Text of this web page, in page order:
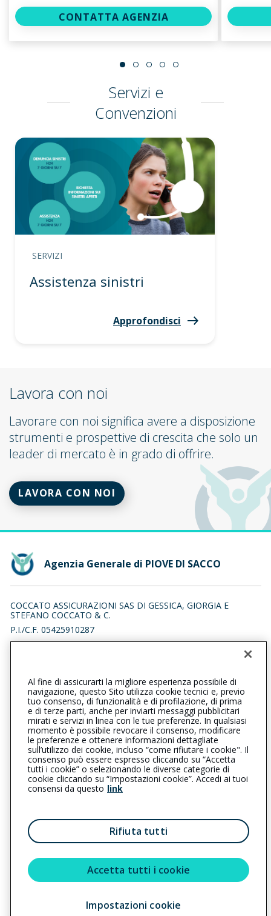
CONTATTA AGENZIA
Servizi e
Convenzioni
SERVIZI
Assistenza sinistri
Approfondisci
Lavora con noi
Lavorare con noi significa avere a disposizione
strumenti e prospettive di crescita che solo un
leader di mercato è in grado di offrire.
LAVORA CON NOI
Agenzia Generale di PIOVE DI SACCO
COCCATO ASSICURAZIONI SAS DI GESSICA, GIORGIA E
STEFANO COCCATO & C.
P.I./C.F. 05425910287
PZA INCORONATA 16/6, 35028 PIOVE DI SACCO (PD)
0495840433 0495840419
piovedisacco@cattolica.it
coccatoassicurazionisas@pec.it
L’intermediario è soggetto al controllo dell’IVASS. Consulta il
Registro RUI al seguentelink
Privacy | Cookie |
Il Gruppo Generali
Reclami
| Note legali |
Accessibilità
Copyright © 2023 - Cattolica Assicurazioni è un marchio commerciale di
Generali Italia S.p.A. - Partita IVA del Gruppo Assicurazioni Generali S.p.A.
Al fine di assicurarti la migliore esperienza possibile di
navigazione, questo Sito utilizza cookie tecnici e, previo
tuo consenso, di funzionalità e di profilazione, di prima
e di terze parti, anche per inviarti messaggi pubblicitari
mirati e servizi in linea con le tue preferenze. In qualsiasi
momento è possibile revocare il consenso, modificare
le preferenze e ottenere informazioni dettagliate
sull’utilizzo dei cookie, incluso “come rifiutare i cookie". Il
consenso può essere espresso cliccando su “Accetta
tutti i cookie” o selezionando le diverse categorie di
cookie cliccando su “Impostazioni cookie”. Accedi ai tuoi
consensi da questo link
Rifiuta tutti
Accetta tutti i cookie
Impostazioni cookie